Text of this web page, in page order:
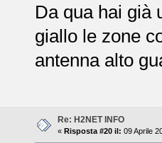
Da qua hai già
giallo le zone
antenna alto
Re: H2NET INFO
« Risposta #20 il: 09 Aprile